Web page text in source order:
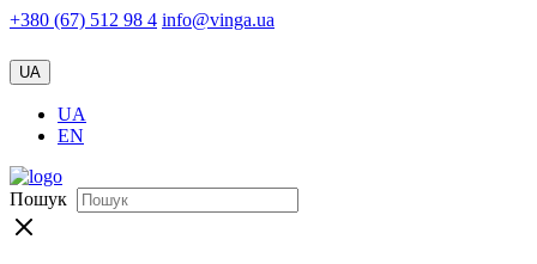
+380 (67) 512 98 4 info@vinga.ua
UA
UA
EN
Пошук